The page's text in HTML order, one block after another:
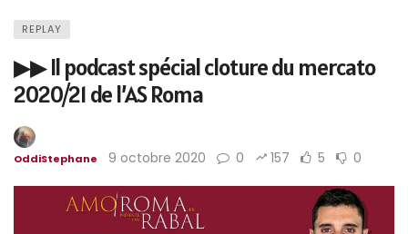
REPLAY
▶︎▶︎ Il podcast spécial cloture du mercato
2020/21 de l’AS Roma
OddiStephane 9 octobre 2020 0 157 5 0